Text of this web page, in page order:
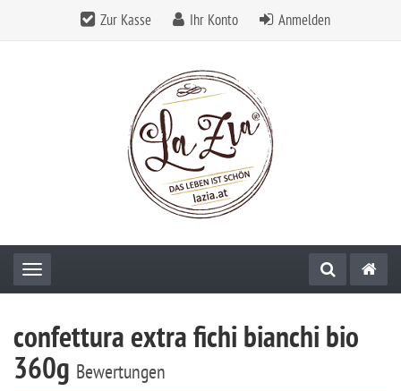
Zur Kasse Ihr Konto Anmelden
Toggle navigation
confettura extra fichi bianchi bio
360g Bewertungen